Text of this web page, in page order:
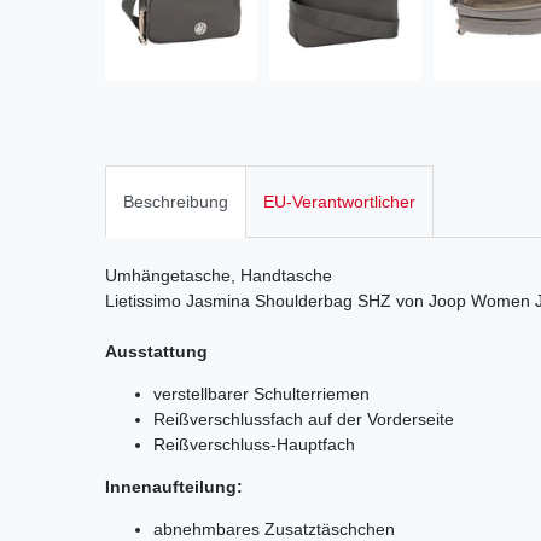
Beschreibung EU-Verantwortlicher
Umhängetasche, Handtasche
Lietissimo Jasmina Shoulderbag SHZ von Joop Women
Ausstattung
verstellbarer Schulterriemen
Reißverschlussfach auf der Vorderseite
Reißverschluss-Hauptfach
Innenaufteilung:
abnehmbares Zusatztäschchen